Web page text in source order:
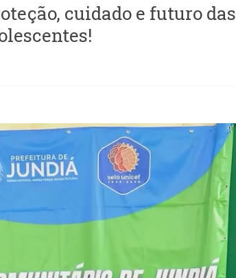
cuidado e futuro das